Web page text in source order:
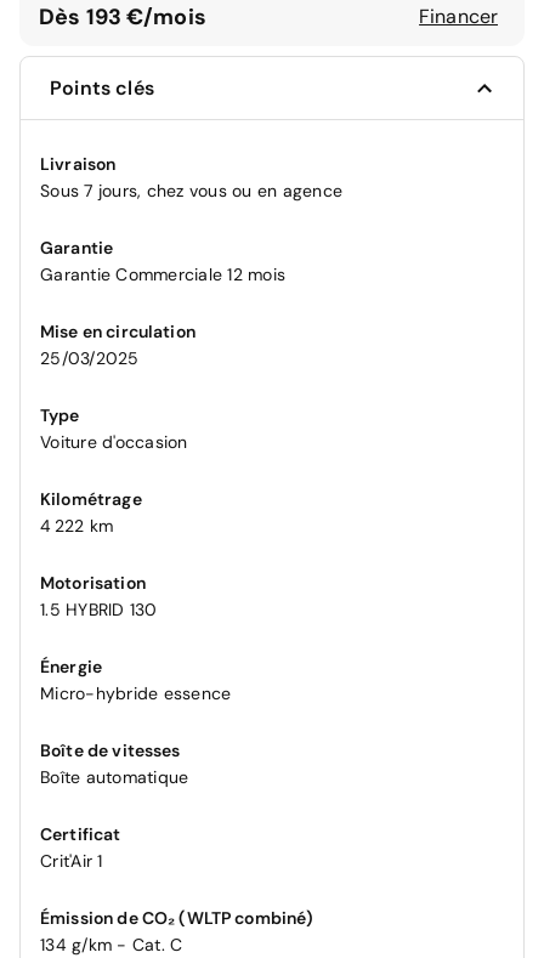
Dès 193 €/mois Financer
Points clés
Livraison
Sous 7 jours, chez vous ou en agence
Garantie
Garantie Commerciale 12 mois
Mise en circulation
25/03/2025
Type
Voiture d'occasion
Kilométrage
4 222 km
Motorisation
1.5 HYBRID 130
Énergie
Micro-hybride essence
Boîte de vitesses
Boîte automatique
Certificat
Crit'Air 1
Émission de CO₂ (WLTP combiné)
134 g/km - Cat. C